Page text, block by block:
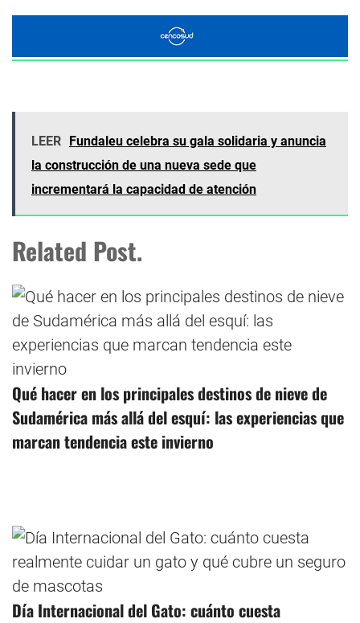
LEER
Fundaleu celebra su gala solidaria y anuncia
la construcción de una nueva sede que
incrementará la capacidad de atención
Related Post.
Qué hacer en los principales destinos de nieve de
Sudamérica más allá del esquí: las experiencias que
marcan tendencia este invierno
Día Internacional del Gato: cuánto cuesta